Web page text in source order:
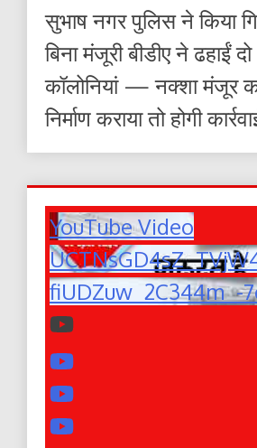
सुभाष नगर पुलिस ने किया
बिना मंजूरी बीडीए ने ढहाईं
कॉलोनियां — नक्शा मंजूर
निर्माण कराया तो होगी
YouTube Video
fiUDZuw_2C344m_-